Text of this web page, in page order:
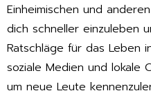
Einheimischen und
dich schneller einzuleben
Ratschläge für das Leben
soziale Medien und lokale
um neue Leute